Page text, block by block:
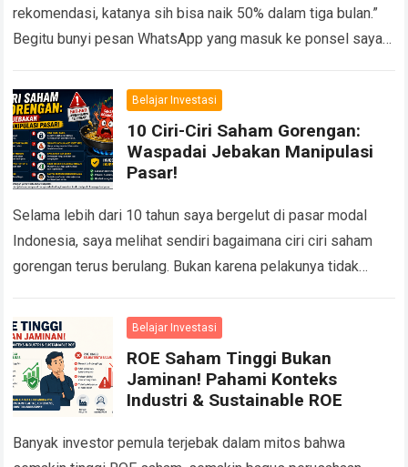
rekomendasi, katanya sih bisa naik 50% dalam tiga bulan.”
Begitu bunyi pesan WhatsApp yang masuk ke ponsel saya
Belajar Investasi
10 Ciri-Ciri Saham Gorengan:
Waspadai Jebakan Manipulasi
Pasar!
Selama lebih dari 10 tahun saya bergelut di pasar modal
Indonesia, saya melihat sendiri bagaimana ciri ciri saham
gorengan terus berulang. Bukan karena pelakunya tidak
Belajar Investasi
ROE Saham Tinggi Bukan
Jaminan! Pahami Konteks
Industri & Sustainable ROE
Banyak investor pemula terjebak dalam mitos bahwa